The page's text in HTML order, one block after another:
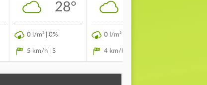
28°
0 l/m² | 0%
5 km/h | S
0 l/m² | 0%
4 km/h | SO